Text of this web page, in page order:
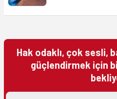
Hak odaklı, çok sesli,
güçlendirmek için